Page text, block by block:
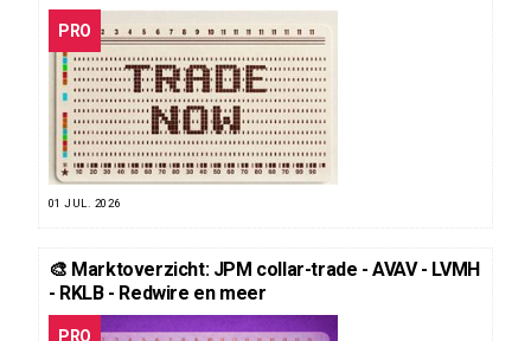
PRO
01 JUL. 2026
🎨 Marktoverzicht: JPM collar-trade - AVAV - LVMH
- RKLB - Redwire en meer
PRO